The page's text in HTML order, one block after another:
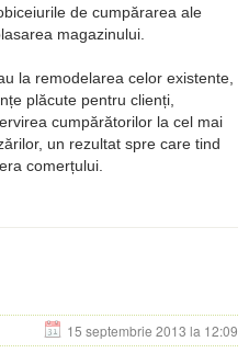
de cumpărarea ale
magazinului.
la remodelarea celor existente,
plăcute pentru clienți,
cumpărătorilor la cel mai
un rezultat spre care tind
comerțului.
15 septembrie 2013 la 12:09